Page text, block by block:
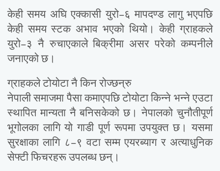
केही समय अघि एक्कासी युरो–६ मापदण्ड लागु भएपछि
केही समय स्टक अभाव भएको थियो। केही ग्राहकले
युरो–३ नै रुचाएकाले बिक्रीमा असर परेको कम्पनीले
जनाएको छ।
ग्राहकले टोयोटा नै किन रोज्छन्रु
नेपाली समाजमा पैसा कमाएपछि टोयोटा किन्ने भन्ने एउटा
स्थापित मान्यता नै बनिसकेको छ। नेपालको चुनौतीपूर्ण
भूगोलका लागि यो गाडी पूर्ण रूपमा उपयुक्त छ। यसमा
सुरक्षाका लागि ८–९ वटा सम्म एयरब्याग र अत्याधुनिक
सेफ्टी फिचरहरू उपलब्ध छन्।